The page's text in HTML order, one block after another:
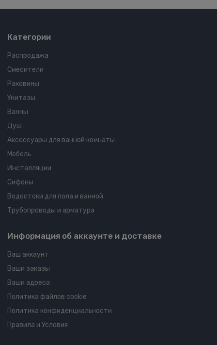
Категории
Распродажа
Смесители
Раковины
Унитазы
Ванны
Душ
Аксессуары для ванной комнаты
Мебель
Инсталляции
Сифоны
Водостоки для пола и ванной
Трубопроводы и арматура
Информация об аккаунте и доставке
Ваш аккаунт
Ваши заказы
Ваши адреса
Политика файлов cookie
Политика конфиденциальности
Правила и Условия